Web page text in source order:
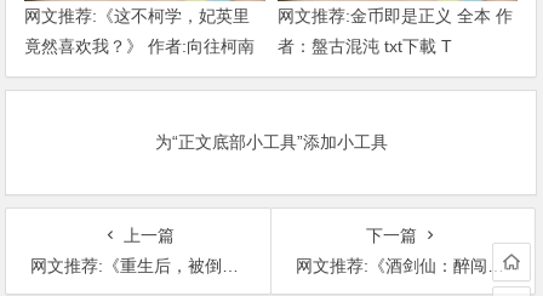
网文推荐:《这不柯学，妃英里
竟然喜欢我？》 作者:向往柯南
1-189章 TXT下载
网文推荐:金币即是正义 全本 作
者：盤古混沌 txt下載 T
为“正文底部小工具”添加小工具
上一篇
网文推荐:《重生后，被倒追很正常吧 未删减校对版》 作者：懒洋洋本懒 （完结） TXT下载
下一篇
网文推荐:《酒剑仙：醉闯校花宿舍，惊呆众人》 作者:六耳猕鹅 1-1704章 TXT下载